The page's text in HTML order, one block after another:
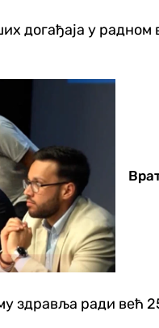
догађаја у
здравља ради већ